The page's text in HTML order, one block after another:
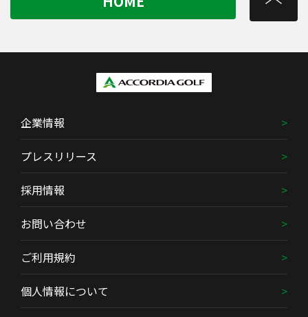
企業情報
プレスリリース
採用情報
お問い合わせ
ご利用規約
個人情報について